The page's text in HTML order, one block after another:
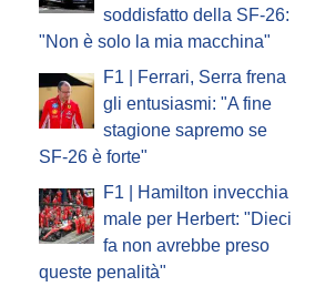
soddisfatto della SF-26:
"Non è solo la mia macchina"
F1 | Ferrari, Serra frena
gli entusiasmi: "A fine
stagione sapremo se
SF-26 è forte"
F1 | Hamilton invecchia
male per Herbert: "Dieci
fa non avrebbe preso
queste penalità"